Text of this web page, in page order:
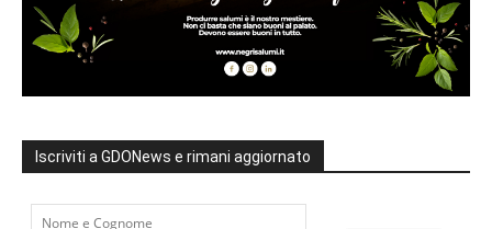
Iscriviti a GDONews e rimani aggiornato